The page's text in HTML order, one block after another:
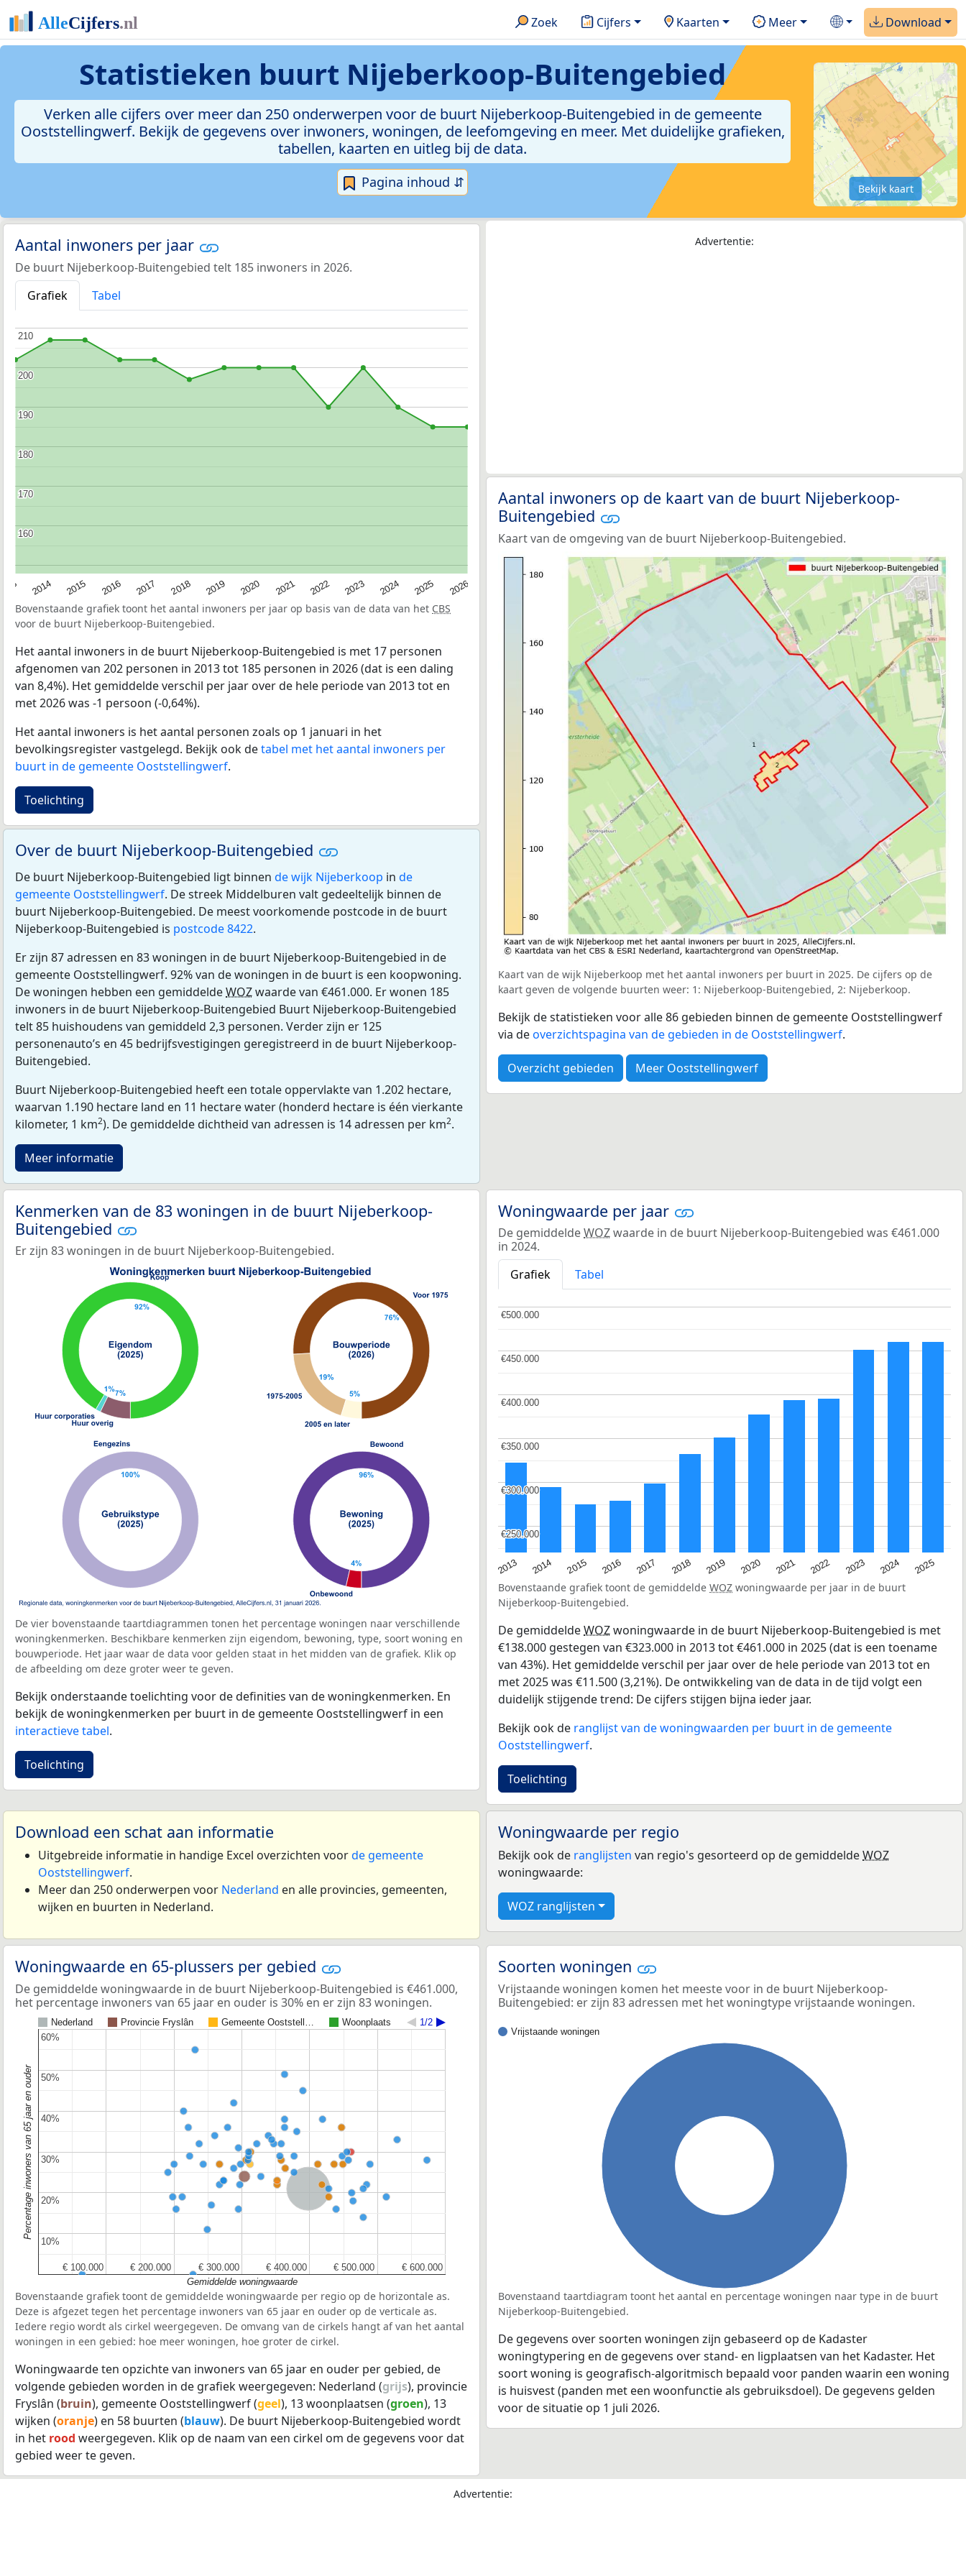
Zoek Cijfers Kaarten Meer Download
Statistieken buurt Nijeberkoop-Buitengebied
Verken alle cijfers over meer dan 250 onderwerpen voor de buurt Nijeberkoop-Buitengebied in de gemeente
Ooststellingwerf. Bekijk de gegevens over inwoners, woningen, de leefomgeving en meer. Met duidelijke grafieken,
tabellen, kaarten en uitleg bij de data.
Pagina inhoud ⇵ Bekijk kaart
Aantal inwoners per jaar
De buurt Nijeberkoop-Buitengebied telt 185 inwoners in 2026.
Grafiek
Tabel
2014 2015 2016 2017 2018 2019 2020 2021 2022 2023 2024 2025 2026
160
160
170
170
180
180
190
190
200
200
210
210
Bovenstaande grafiek toont het aantal inwoners per jaar op basis van de data van het CBS
voor de buurt Nijeberkoop-Buitengebied.
Het aantal inwoners in de buurt Nijeberkoop-Buitengebied is met 17 personen
afgenomen van 202 personen in 2013 tot 185 personen in 2026 (dat is een daling
van 8,4%). Het gemiddelde verschil per jaar over de hele periode van 2013 tot en
met 2026 was -1 persoon (-0,64%).
Het aantal inwoners is het aantal personen zoals op 1 januari in het
bevolkingsregister vastgelegd. Bekijk ook detabel met het aantal inwoners per
buurt in de gemeente Ooststellingwerf.
Toelichting
Over de buurt Nijeberkoop-Buitengebied
De buurt Nijeberkoop-Buitengebied ligt binnen de wijk Nijeberkoop in de
gemeente Ooststellingwerf. De streek Middelburen valt gedeeltelijk binnen de
buurt Nijeberkoop-Buitengebied. De meest voorkomende postcode in de buurt
Nijeberkoop-Buitengebied is postcode 8422.
Er zijn 87 adressen en 83 woningen in de buurt Nijeberkoop-Buitengebied in de
gemeente Ooststellingwerf. 92% van de woningen in de buurt is een koopwoning.
De woningen hebben een gemiddeldeWOZwaarde van €461.000. Er wonen 185
inwoners in de buurt Nijeberkoop-Buitengebied Buurt Nijeberkoop-Buitengebied
telt 85 huishoudens van gemiddeld 2,3 personen. Verder zijn er 125
personenauto’s en 45 bedrijfsvestigingen geregistreerd in de buurt Nijeberkoop-
Buitengebied.
Buurt Nijeberkoop-Buitengebied heeft een totale oppervlakte van 1.202 hectare,
waarvan 1.190 hectare land en 11 hectare water (honderd hectare is één vierkante
kilometer, 1 km2). De gemiddelde dichtheid van adressen is 14 adressen per km2.
Meer informatie
Advertentie:
Aantal inwoners op de kaart van de buurt Nijeberkoop-
Buitengebied
Kaart van de omgeving van de buurt Nijeberkoop-Buitengebied.
Kaart van de wijk Nijeberkoop met het aantal inwoners per buurt in 2025. De cijfers op de
kaart geven de volgende buurten weer: 1: Nijeberkoop-Buitengebied, 2: Nijeberkoop.
Bekijk de statistieken voor alle 86 gebieden binnen de gemeente Ooststellingwerf
via deoverzichtspagina van de gebieden in de Ooststellingwerf.
Overzicht gebieden Meer Ooststellingwerf
Kenmerken van de 83 woningen in de buurt Nijeberkoop-
Buitengebied
Er zijn 83 woningen in de buurt Nijeberkoop-Buitengebied.
De vier bovenstaande taartdiagrammen tonen het percentage woningen naar verschillende
woningkenmerken. Beschikbare kenmerken zijn eigendom, bewoning, type, soort woning en
bouwperiode. Het jaar waar de data voor gelden staat in het midden van de grafiek. Klik op
de afbeelding om deze groter weer te geven.
Bekijk onderstaande toelichting voor de definities van de woningkenmerken. En
bekijk de woningkenmerken per buurt in de gemeente Ooststellingwerf in een
interactieve tabel.
Toelichting
Woningwaarde per jaar
De gemiddeldeWOZwaarde in de buurt Nijeberkoop-Buitengebied was €461.000
in 2024.
Grafiek
Tabel
2013 2014 2015 2016 2017 2018 2019 2020 2021 2022 2023 2024 2025
€250.000
€250.000
€300.000
€300.000
€350.000
€350.000
€400.000
€400.000
€450.000
€450.000
€500.000
€500.000
Bovenstaande grafiek toont de gemiddelde WOZ woningwaarde per jaar in de buurt
Nijeberkoop-Buitengebied.
De gemiddeldeWOZwoningwaarde in de buurt Nijeberkoop-Buitengebied is met
€138.000 gestegen van €323.000 in 2013 tot €461.000 in 2025 (dat is een toename
van 43%). Het gemiddelde verschil per jaar over de hele periode van 2013 tot en
met 2025 was €11.500 (3,21%). De ontwikkeling van de data in de tijd volgt een
duidelijk stijgende trend: De cijfers stijgen bijna ieder jaar.
Bekijk ook de ranglijst van de woningwaarden per buurt in de gemeente
Ooststellingwerf.
Toelichting
Download een schat aan informatie
Uitgebreide informatie in handige Excel overzichten voorde gemeente
Ooststellingwerf.
Meer dan 250 onderwerpen voor Nederland en alle provincies, gemeenten,
wijken en buurten in Nederland.
Woningwaarde per regio
Bekijk ook de ranglijsten van regio's gesorteerd op de gemiddeldeWOZ
woningwaarde:
WOZ ranglijsten
Woningwaarde en 65-plussers per gebied
De gemiddelde woningwaarde in de buurt Nijeberkoop-Buitengebied is €461.000,
het percentage inwoners van 65 jaar en ouder is 30% en er zijn 83 woningen.
Nederland Provincie Fryslân Gemeente Ooststell… Woonplaats 1/2
Nederland
€ 100.000
€ 100.000 € 200.000
€ 200.000 € 300.000
€ 300.000 € 400.000
€ 400.000 € 500.000
€ 500.000 € 600.000
€ 600.000
10%
10%
20%
20%
30%
30%
40%
40%
50%
50%
60%
60%
Gemiddelde woningwaarde
Percentage inwoners van 65 jaar en ouder
Bovenstaande grafiek toont de gemiddelde woningwaarde per regio op de horizontale as.
Deze is afgezet tegen het percentage inwoners van 65 jaar en ouder op de verticale as.
Iedere regio wordt als cirkel weergegeven. De omvang van de cirkels hangt af van het aantal
woningen in een gebied: hoe meer woningen, hoe groter de cirkel.
Woningwaarde ten opzichte van inwoners van 65 jaar en ouder per gebied, de
volgende gebieden worden in de grafiek weergegeven: Nederland (grijs), provincie
Fryslân (bruin), gemeente Ooststellingwerf (geel), 13 woonplaatsen (groen), 13
wijken (oranje) en 58 buurten (blauw). De buurt Nijeberkoop-Buitengebied wordt
in het rood weergegeven. Klik op de naam van een cirkel om de gegevens voor dat
gebied weer te geven.
Soorten woningen
Vrijstaande woningen komen het meeste voor in de buurt Nijeberkoop-
Buitengebied: er zijn 83 adressen met het woningtype vrijstaande woningen.
Vrijstaande woningen
Bovenstaand taartdiagram toont het aantal en percentage woningen naar type in de buurt
Nijeberkoop-Buitengebied.
De gegevens over soorten woningen zijn gebaseerd op de Kadaster
woningtypering en de gegevens over stand- en ligplaatsen van het Kadaster. Het
soort woning is geografisch-algoritmisch bepaald voor panden waarin een woning
is huisvest (panden met een woonfunctie als gebruiksdoel). De gegevens gelden
voor de situatie op 1 juli 2026.
Advertentie: